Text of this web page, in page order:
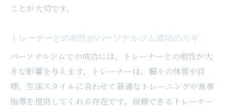
ことが大切です。
トレーナーとの相性がパーソナルジム成功のカギ
パーソナルジムでの成功には、トレーナーとの相性が大
きな影響を与えます。トレーナーは、個々の体質や目
標、生活スタイルに合わせて最適なトレーニングや食事
指導を提供してくれる存在です。信頼できるトレーナー